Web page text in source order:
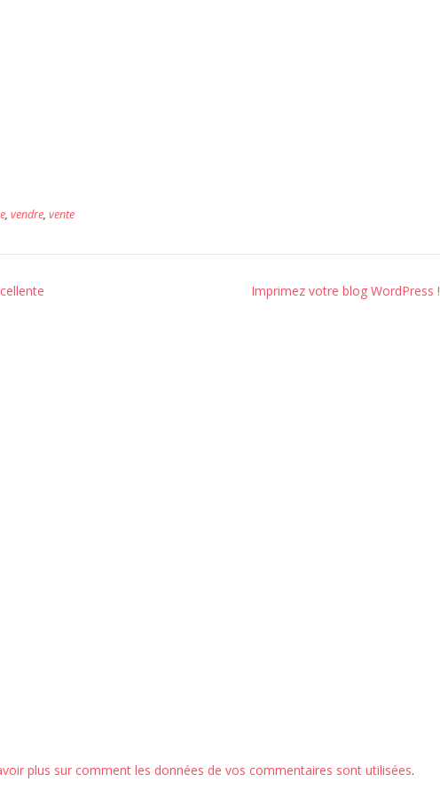
, vendre, vente
Imprimez votre blog WordPress !
plus sur comment les données de vos commentaires sont utilisées.